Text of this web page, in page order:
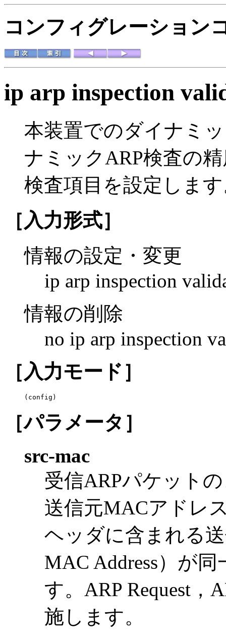
コンフィグレーション
ip arp inspection
本装置でのダイナミ
ナミックARP検査の
検査項目を設定しま
［入力形式］
情報の設定・変更
ip arp inspection
情報の削除
no ip arp inspection
［入力モード］
(config)
［パラメータ］
src-mac
受信ARPパケット
送信元MACアドレ
ヘッダに含まれる
MAC Address）が
す。ARP Request，
施します。